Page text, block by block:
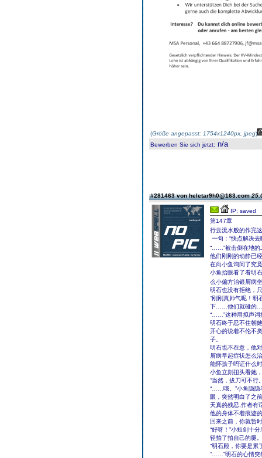
(Größe angepasst: 1754x1240px, jpeg)
Bewerben Sie sich jetzt: n/a
#281463 von heletar9h0@163.com
IP: saved
第147章
行云流水般的作完
一句：“快点解决去
“……”被击倒在地的
他们刚刚的动静已
在向小鱼询问了究
小鱼抬眼看了看明
么小偏方治银屑病
明石也没有拒绝，
“刚刚真帅气呢！明
下……他们就碰的
“……”这种用拟声词
明石终于忍不住朝
开心的说着不伦不
子。
明石也不在意，他
屑病早起症状怎么
能怀孩子吗证什么
小鱼立刻扭头看她
“当然，拔刀可不行
“……哦。”小鱼隐隐
眼，突然明白了之
天真的残忍,作者有
他的身体不着痕迹
回来之前，你就暂
“好呀！”小短剑十
轻拍了拍自己的腿。
“明石殿，你要是累
“……”明石的心情突